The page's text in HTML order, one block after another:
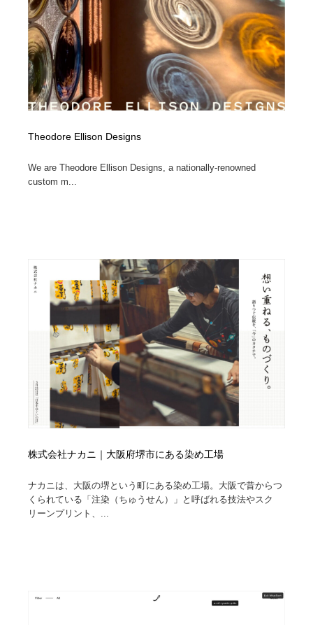
Theodore Ellison Designs
We are Theodore Ellison Designs, a nationally-renowned
custom m...
株式会社ナカニ｜大阪府堺市にある染め工場
ナカニは、大阪の堺という町にある染め工場。大阪で昔からつ
くられている「注染（ちゅうせん）」と呼ばれる技法やスク
リーンプリント、...